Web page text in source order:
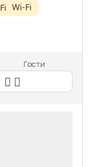
Wi-Fi
Гости